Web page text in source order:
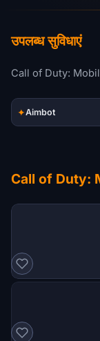
उपलब्ध सुविधाएं
Call of Duty: Mobile
✦Aimbot
Call of Duty: